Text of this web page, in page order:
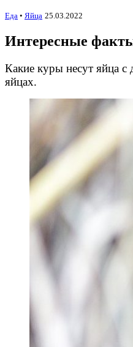
Еда • Яйца 25.03.2022
Интересные
Какие куры несут яйца с
яйцах.